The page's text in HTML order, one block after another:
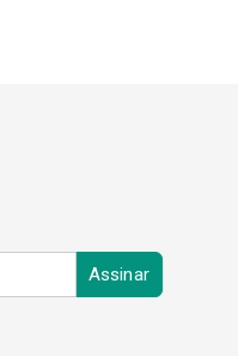
Assinar